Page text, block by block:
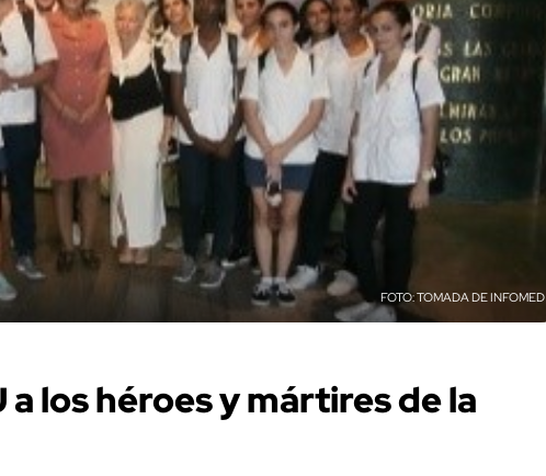
TOMADA DE INFOMED
a los héroes y mártires de la